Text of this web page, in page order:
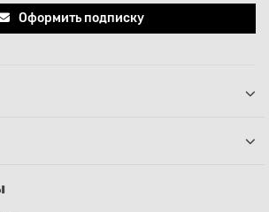
Оформить подписку